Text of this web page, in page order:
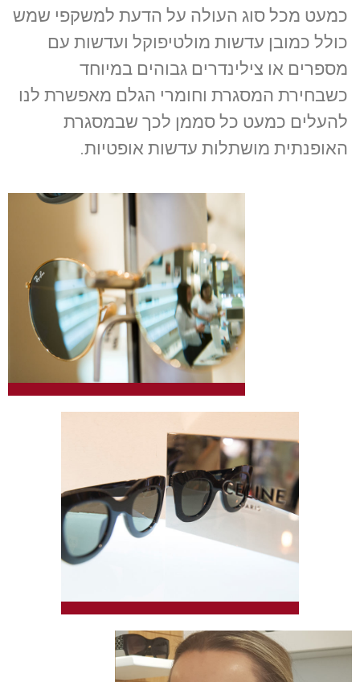
כמעט מכל סוג העולה על הדעת למשקפי שמש
כולל כמובן עדשות מולטיפוקל ועדשות עם
מספרים או צילינדרים גבוהים במיוחד
כשבחירת המסגרת וחומרי הגלם מאפשרת לנו
להעלים כמעט כל סממן לכך שבמסגרת
האופנתית מושתלות עדשות אופטיות.